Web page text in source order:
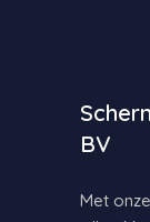
BV
Met